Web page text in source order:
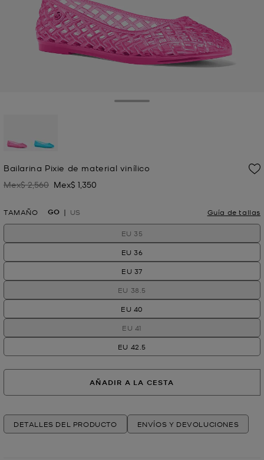
Bailarina Pixie de material vinílico
Antes
Mex$ 2,560 Ahora
Mex$ 1,350
TAMAÑO GO US Guía de tallas
EU 35
EU 36
EU 37
EU 38.5
EU 40
EU 41
EU 42.5
AÑADIR A LA CESTA
DETALLES DEL PRODUCTO ENVÍOS Y DEVOLUCIONES